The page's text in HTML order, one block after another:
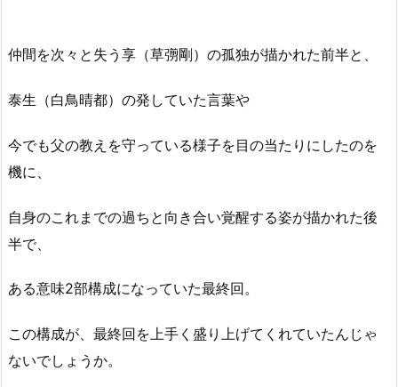
仲間を次々と失う享（草彅剛）の孤独が描かれた前半と、
泰生（白鳥晴都）の発していた言葉や
今でも父の教えを守っている様子を目の当たりにしたのを
機に、
自身のこれまでの過ちと向き合い覚醒する姿が描かれた後
半で、
ある意味2部構成になっていた最終回。
この構成が、最終回を上手く盛り上げてくれていたんじゃ
ないでしょうか。